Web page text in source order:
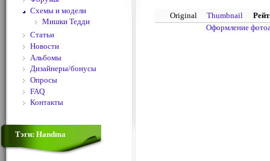
Схемы и модели
Мишки Тедди
Статьи
Новости
Альбомы
Дизайнеры/бонусы
Опросы
FAQ
Контакты
Тэги: Handma
Original Thumbnail
Оформление